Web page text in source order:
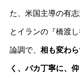
た、米国主導の有
とイランの『橋渡
論調で、 相も変わ
く、バカ丁寧に、